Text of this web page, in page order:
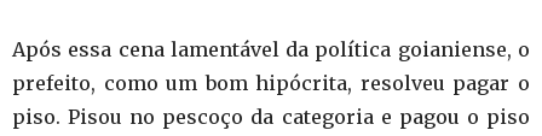
Após essa cena lamentável da política goianiense, o
prefeito, como um bom hipócrita, resolveu pagar o
piso. Pisou no pescoço da categoria e pagou o piso